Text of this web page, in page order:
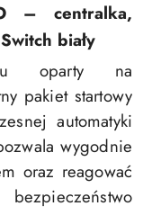
– centralka,
biały
oparty na
pakiet startowy
automatyki
wygodnie
oraz reagować